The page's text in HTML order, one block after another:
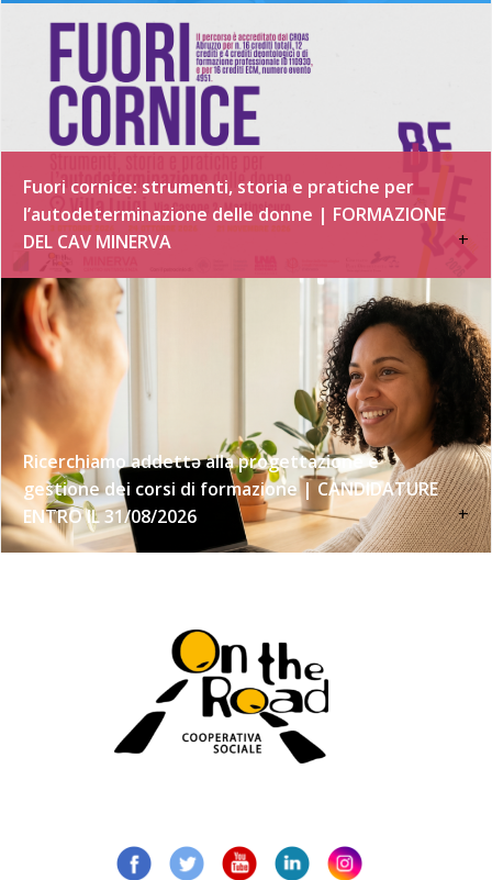
Fuori cornice: strumenti, storia e pratiche per
l’autodeterminazione delle donne | FORMAZIONE
DEL CAV MINERVA
+
Ricerchiamo addettə alla progettazione e
gestione dei corsi di formazione | CANDIDATURE
ENTRO IL 31/08/2026
+